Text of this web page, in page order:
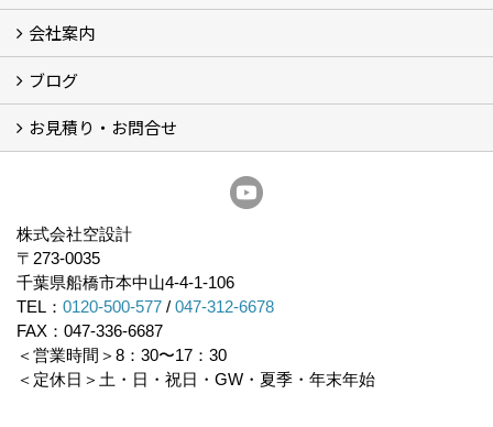
住宅性能表示制度
住宅断熱改修促進事業補助金2026
給湯省エネ2026
先進的窓リノベ2026
長期優良住宅化リフォーム推進事業
市川市耐震補助金
船橋市耐震補助金
浦安市耐震補助金
松戸市耐震補助金
四街道市耐震補助金
佐倉市耐震補助金
成田市耐震補助金
会社案内
経営理念／ご挨拶
会社概要
メディア掲載
リフォーム産業新聞掲載
表彰
スタッフ紹介
アクセス
不動産探し
プライバシーポリシー
ブログ
いちかわ新聞連載コラム
人生の歩き方
空設計通信
まもりとそなえ
豆知識
お見積り・お問合せ
耐震省エネ補助金無料相談会
株式会社空設計
〒273-0035
千葉県船橋市本中山4-4-1-106
TEL： 0120-500-577 / 047-312-6678
FAX：047-336-6687
＜営業時間＞8：30〜17：30
＜定休日＞土・日・祝日・GW・夏季・年末年始